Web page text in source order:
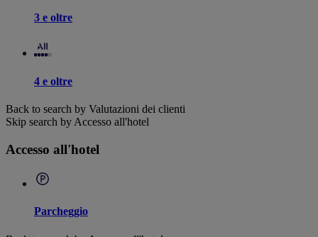
3 e oltre
4 e oltre
Back to search by Valutazioni dei clienti
Skip search by Accesso all'hotel
Accesso all'hotel
Parcheggio